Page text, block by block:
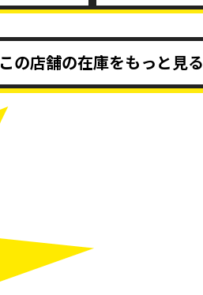
この店舗の在庫をもっと見る